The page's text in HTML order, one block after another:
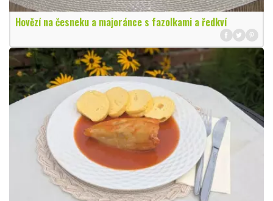
Hovězí na česneku a majoránce s fazolkami a ředkví